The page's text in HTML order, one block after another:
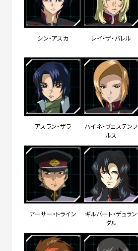
シン・アスカ レイ・ザ・バレル
アスラン・ザラ
ハイネ・ヴェステンフ
ルス
アーサー・トライン
ギルバート・デュラン
ダル